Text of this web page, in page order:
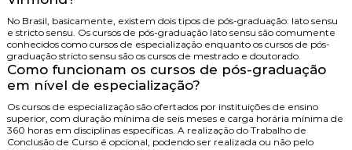
No Brasil, basicamente, existem dois tipos de pós-graduação: lato sensu
e stricto sensu. Os cursos de pós-graduação lato sensu são comumente
conhecidos como cursos de especialização enquanto os cursos de pós-
graduação stricto sensu são os cursos de mestrado e doutorado.
Como funcionam os cursos de pós-graduação
em nível de especialização?
Os cursos de especialização são ofertados por instituições de ensino
superior, com duração mínima de seis meses e carga horária mínima de
360 horas em disciplinas específicas. A realização do Trabalho de
Conclusão de Curso é opcional, podendo ser realizada ou não pelo